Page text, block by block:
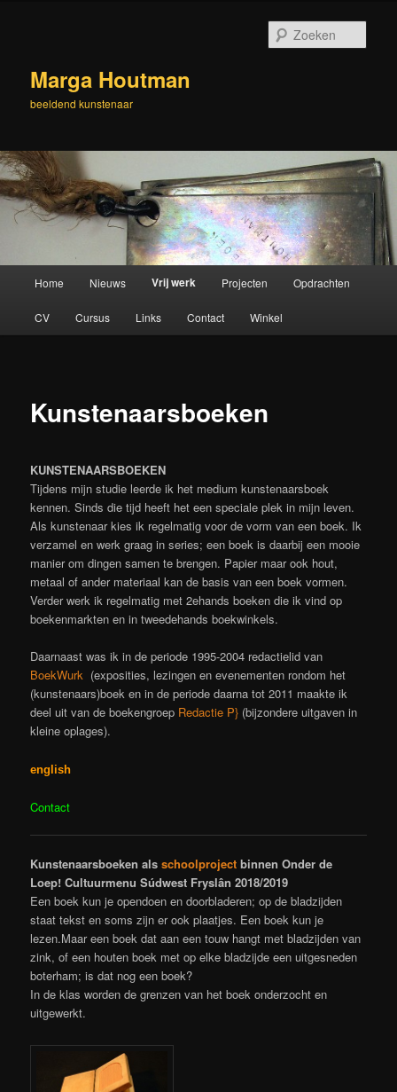
inhoudMarga Houtman
beeldend kunstenaar
Home Nieuws Vrij werk Projecten Opdrachten
CV Cursus Links Contact Winkel
Kunstenaarsboeken
KUNSTENAARSBOEKEN
Tijdens mijn studie leerde ik het medium kunstenaarsboek
kennen. Sinds die tijd heeft het een speciale plek in mijn leven.
Als kunstenaar kies ik regelmatig voor de vorm van een boek. Ik
verzamel en werk graag in series; een boek is daarbij een mooie
manier om dingen samen te brengen. Papier maar ook hout,
metaal of ander materiaal kan de basis van een boek vormen.
Verder werk ik regelmatig met 2ehands boeken die ik vind op
boekenmarkten en in tweedehands boekwinkels.
Daarnaast was ik in de periode 1995-2004 redactielid van
BoekWurk (exposities, lezingen en evenementen rondom het
(kunstenaars)boek en in de periode daarna tot 2011 maakte ik
deel uit van de boekengroep Redactie P} (bijzondere uitgaven in
kleine oplages).
english
Contact
Kunstenaarsboeken alsschoolproject binnen Onder de
Loep! Cultuurmenu Súdwest Fryslân 2018/2019
Een boek kun je opendoen en doorbladeren; op de bladzijden
staat tekst en soms zijn er ook plaatjes. Een boek kun je
lezen.Maar een boek dat aan een touw hangt met bladzijden van
zink, of een houten boek met op elke bladzijde een uitgesneden
boterham; is dat nog een boek?
In de klas worden de grenzen van het boek onderzocht en
uitgewerkt.